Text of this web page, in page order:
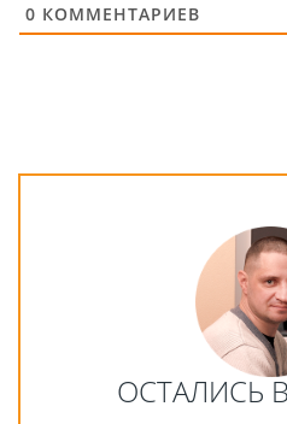
0 КОММЕНТАРИЕВ
ОСТАЛИСЬ